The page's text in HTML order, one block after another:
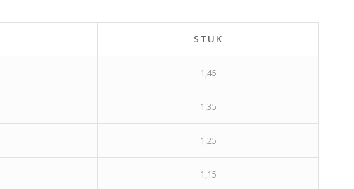
STUK
1,45
1,35
1,25
1,15